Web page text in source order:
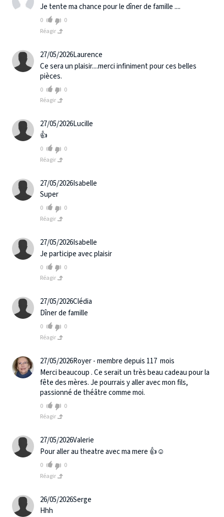
Je tente ma chance pour le dîner de famille ....
0
0
Réagir
27/05/2026Laurence
Ce sera un plaisir....merci infiniment pour ces belles
pièces.
0
0
Réagir
27/05/2026Lucille
👍
0
0
Réagir
27/05/2026Isabelle
Super
0
0
Réagir
27/05/2026Isabelle
Je participe avec plaisir
0
0
Réagir
27/05/2026Clédia
Dîner de famille
0
0
Réagir
27/05/2026Royer - membre depuis 117 mois
Merci beaucoup . Ce serait un très beau cadeau pour la
fête des mères. Je pourrais y aller avec mon fils,
passionné de théâtre comme moi.
0
0
Réagir
27/05/2026Valerie
Pour aller au theatre avec ma mere 👍☺️
0
0
Réagir
26/05/2026Serge
Hhh